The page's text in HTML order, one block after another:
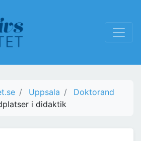
Uppsala
Doktorand
i didaktik